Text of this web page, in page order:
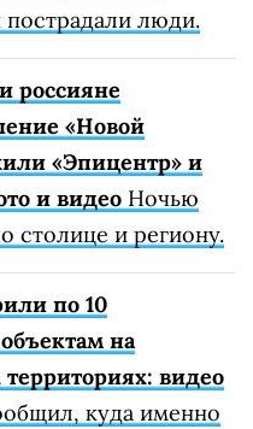
пострадали люди.
россияне
«Новой
«Эпицентр» и
и видео Ночью
столице и региону.
по 10
на
видео
куда именно